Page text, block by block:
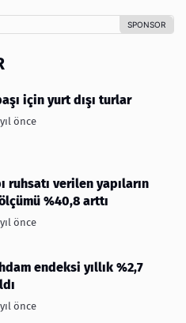
için yurt dışı turlar
önce
ruhsatı verilen yapıların
%40,8 arttı
önce
endeksi yıllık %2,7
önce